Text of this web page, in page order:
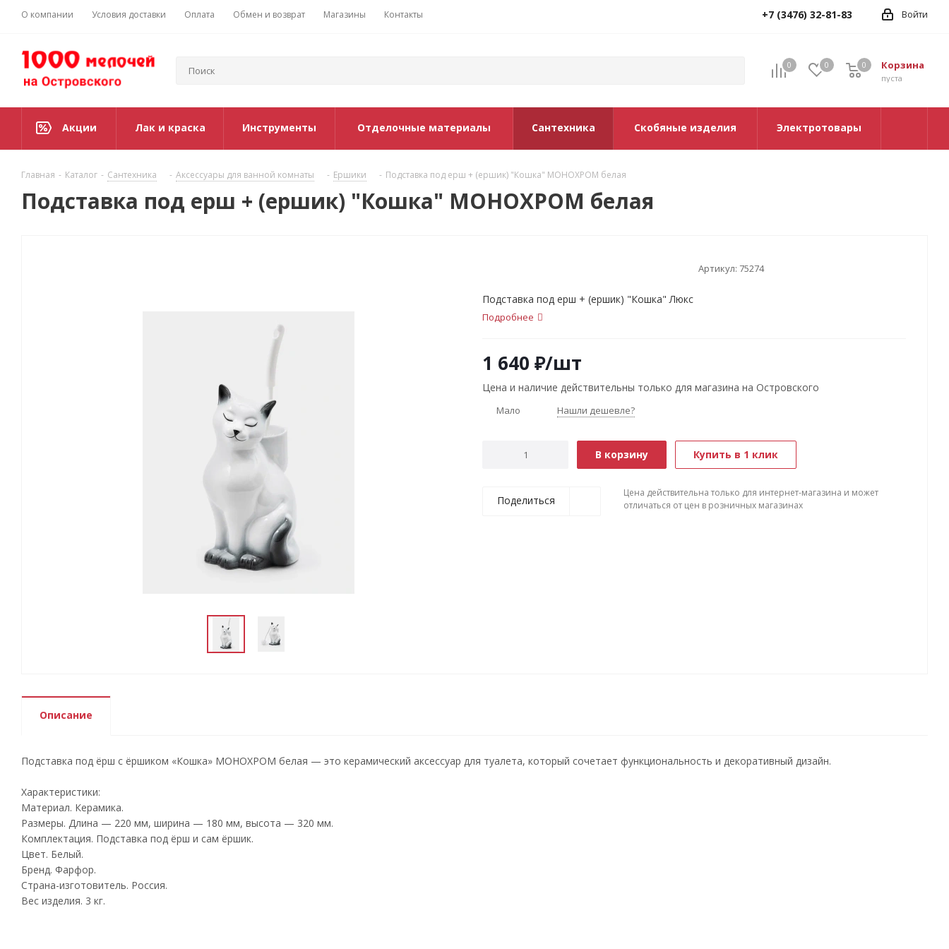
О компании Условия доставки Оплата Обмен и возврат Магазины Контакты Войти
+7 (3476) 32-81-83
0 0 Корзина
0
пуста
0
Акции Лак и краска Инструменты Отделочные материалы Сантехника Скобяные изделия Электротовары
Главная - Каталог - Сантехника - Аксессуары для ванной комнаты - Ершики - Подставка под ерш + (ершик) "Кошка" МОНОХРОМ белая
Подставка под ерш + (ершик) "Кошка" МОНОХРОМ белая
Артикул: 75274
Подставка под ерш + (ершик) "Кошка" Люкс
Подробнее
1 640 ₽/шт
Цена и наличие действительны только для магазина на Островского
Мало Нашли дешевле?
В корзину Купить в 1 клик
Поделиться
Цена действительна только для интернет-магазина и может
отличаться от цен в розничных магазинах
Описание
Подставка под ёрш с ёршиком «Кошка» МОНОХРОМ белая — это керамический аксессуар для туалета, который сочетает функциональность и декоративный дизайн.
Характеристики:
Материал. Керамика.
Размеры. Длина — 220 мм, ширина — 180 мм, высота — 320 мм.
Комплектация. Подставка под ёрш и сам ёршик.
Цвет. Белый.
Бренд. Фарфор.
Страна-изготовитель. Россия.
Вес изделия. 3 кг.